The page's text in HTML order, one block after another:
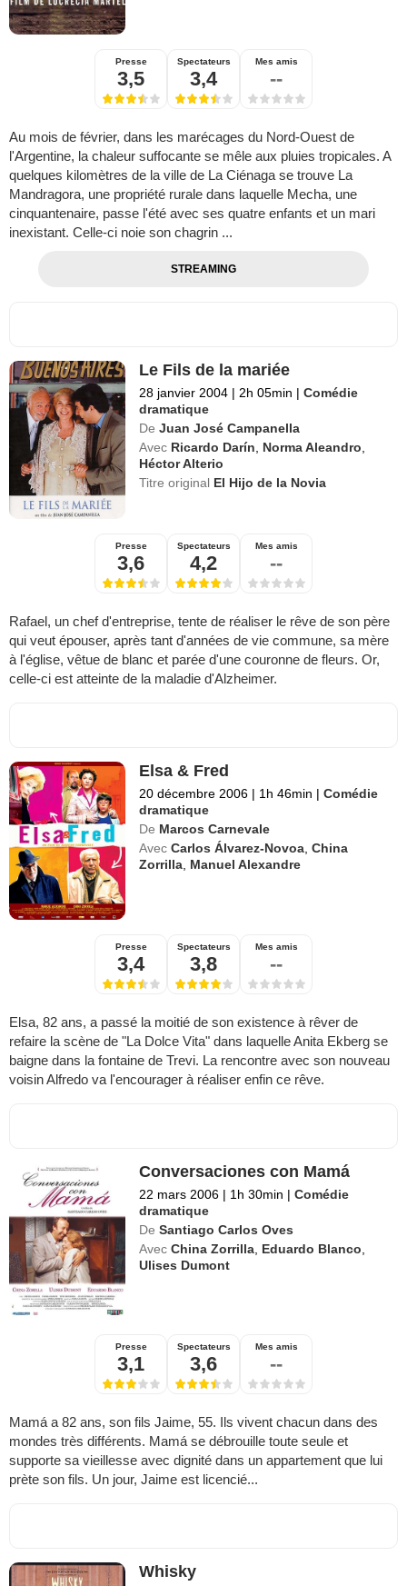
Presse
3,5
Spectateurs
3,4
Mes amis
--
Au mois de février, dans les marécages du Nord-Ouest de
l'Argentine, la chaleur suffocante se mêle aux pluies tropicales. A
quelques kilomètres de la ville de La Ciénaga se trouve La
Mandragora, une propriété rurale dans laquelle Mecha, une
cinquantenaire, passe l'été avec ses quatre enfants et un mari
inexistant. Celle-ci noie son chagrin ...
STREAMING
Le Fils de la mariée
28 janvier 2004 | 2h 05min | Comédie
dramatique
De Juan José Campanella
Avec Ricardo Darín Norma Aleandro
Héctor Alterio
Titre original El Hijo de la Novia
Presse
3,6
Spectateurs
4,2
Mes amis
--
Rafael, un chef d'entreprise, tente de réaliser le rêve de son père
qui veut épouser, après tant d'années de vie commune, sa mère
à l'église, vêtue de blanc et parée d'une couronne de fleurs. Or,
celle-ci est atteinte de la maladie d'Alzheimer.
Elsa & Fred
20 décembre 2006 | 1h 46min | Comédie
dramatique
De Marcos Carnevale
Avec Carlos Álvarez-Novoa ,China
Zorrilla Manuel Alexandre
Presse
3,4
Spectateurs
3,8
Mes amis
--
Elsa, 82 ans, a passé la moitié de son existence à rêver de
refaire la scène de "La Dolce Vita" dans laquelle Anita Ekberg se
baigne dans la fontaine de Trevi. La rencontre avec son nouveau
voisin Alfredo va l'encourager à réaliser enfin ce rêve.
Conversaciones con Mamá
22 mars 2006 | 1h 30min | Comédie
dramatique
De Santiago Carlos Oves
Avec China Zorrilla Eduardo Blanco
Ulises Dumont
Presse
3,1
Spectateurs
3,6
Mes amis
--
Mamá a 82 ans, son fils Jaime, 55. Ils vivent chacun dans des
mondes très différents. Mamá se débrouille toute seule et
supporte sa vieillesse avec dignité dans un appartement que lui
prète son fils. Un jour, Jaime est licencié...
Whisky